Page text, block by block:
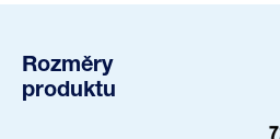
Rozměry
produktu